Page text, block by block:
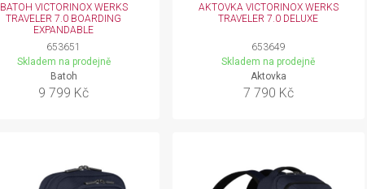
BATOH VICTORINOX WERKS
TRAVELER 7.0 BOARDING
EXPANDABLE
653651
Skladem na prodejně
Batoh
9 799 Kč
AKTOVKA VICTORINOX WERKS
TRAVELER 7.0 DELUXE
653649
Skladem na prodejně
Aktovka
7 790 Kč